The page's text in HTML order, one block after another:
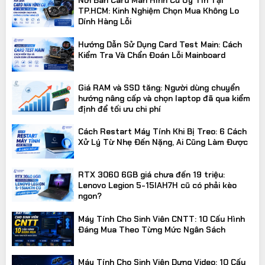
TP.HCM: Kinh Nghiệm Chọn Mua Không Lo
Dính Hàng Lỗi
Hướng Dẫn Sử Dụng Card Test Main: Cách
Kiểm Tra Và Chẩn Đoán Lỗi Mainboard
Giá RAM và SSD tăng: Người dùng chuyển
hướng nâng cấp và chọn laptop đã qua kiểm
định để tối ưu chi phí
Cách Restart Máy Tính Khi Bị Treo: 6 Cách
Xử Lý Từ Nhẹ Đến Nặng, Ai Cũng Làm Được
RTX 3060 6GB giá chưa đến 19 triệu:
Lenovo Legion 5-15IAH7H cũ có phải kèo
ngon?
Máy Tính Cho Sinh Viên CNTT: 10 Cấu Hình
Đáng Mua Theo Từng Mức Ngân Sách
Máy Tính Cho Sinh Viên Dựng Video: 10 Cấu